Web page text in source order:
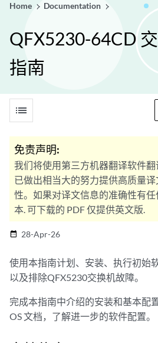
Home Documentation
QFX5230-64CD
指南
list
免责声明:
我们将使用第三方机器翻译软件
已做出相当大的努力提供高质量
性。如果对译文信息的准确性有
本. 可下载的 PDF 仅提供英文版.
date_range 28-Apr-26
使用本指南计划、安装、执行初始
以及排除QFX5230交换机故障。
完成本指南中介绍的安装和基本配
OS 文档，了解进一步的软件配置。